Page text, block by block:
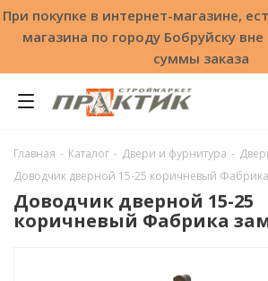
При покупке в интернет-магазине,
магазина по городу Бобруйску
суммы заказа
Главная - Каталог - Двери и фурнитура -
Доводчик дверной 15-25 коричневый
Доводчик дверной 15-25
коричневый Фабрика